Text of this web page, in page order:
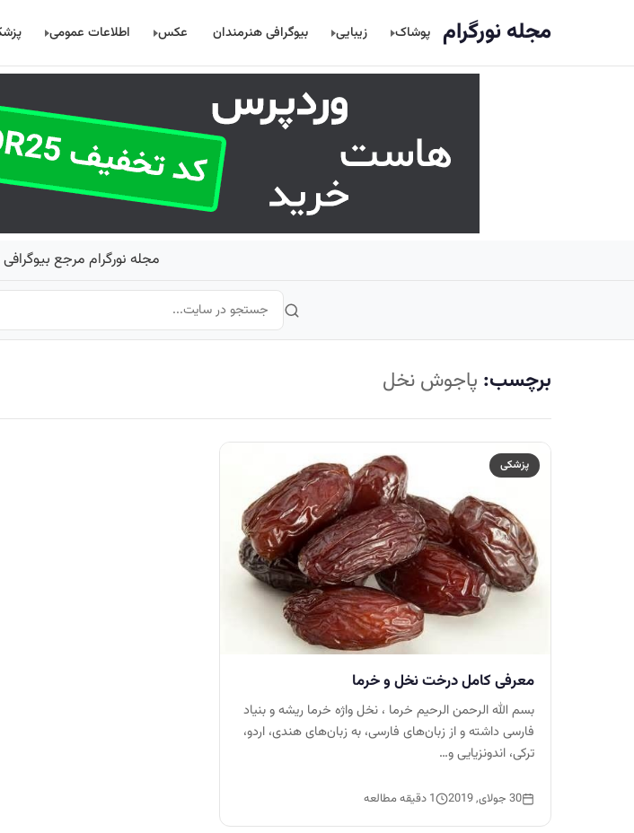
مجله نورگرام پوشاک زیبایی بیوگرافی هنرمندان عکس اطلاعات عمومی
مجله نورگرام مرجع
برچسب: پاجوش نخل
پزشکی
معرفی کامل درخت نخل و خرما
بسم الله الرحمن الرحیم خرما ، نخل واژه خرما ریشه و بنیاد
فارسی داشته و از زبان‌های فارسی، به زبان‌های هندی، اردو،
ترکی، اندونزیایی و…
30 جولای, 2019 1 دقیقه مطالعه